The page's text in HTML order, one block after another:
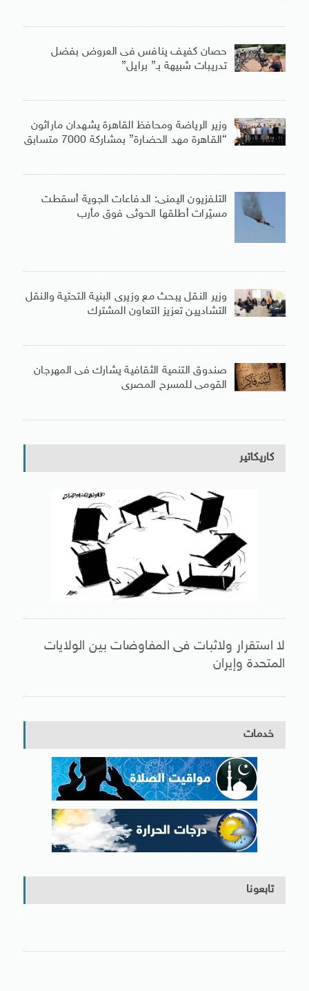
حصان كفيف ينافس فى العروض بفضل
تدريبات شبيهة بـ” برايل”
وزير الرياضة ومحافظ القاهرة يشهدان ماراثون
“القاهرة مهد الحضارة” بمشاركة 7000 متسابق
التلفزيون اليمنى: الدفاعات الجوية أسقطت
مسيّرات أطلقها الحوثى فوق مأرب
وزير النقل يبحث مع وزيرى البنية التحتية والنقل
التشاديين تعزيز التعاون المشترك
صندوق التنمية الثقافية يشارك فى المهرجان
القومى للمسرح المصرى
كاريكاتير
لا استقرار ولاثبات فى المفاوضات بين الولايات
المتحدة وإيران
خدمات
تابعونا